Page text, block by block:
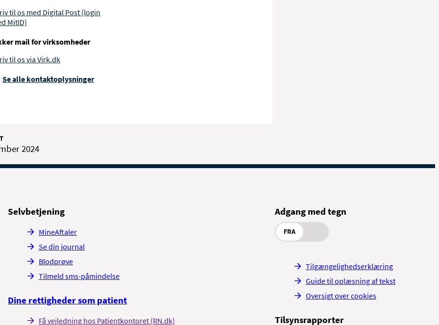
til os med Digital Post (login
MitID)
mail for virksomheder
til os via Virk.dk
Se alle kontakt­oplysninger
2024
Selvbetjening
MineAftaler
Se din journal
Blodprøve
Tilmeld sms-påmindelse
Dine rettigheder som patient
Få vejledning hos Patientkontoret (RN.dk)
Adgang med tegn
FRA
Tilgængelighedserklæring
Guide til oplæsning af tekst
Oversigt over cookies
Tilsynsrapporter